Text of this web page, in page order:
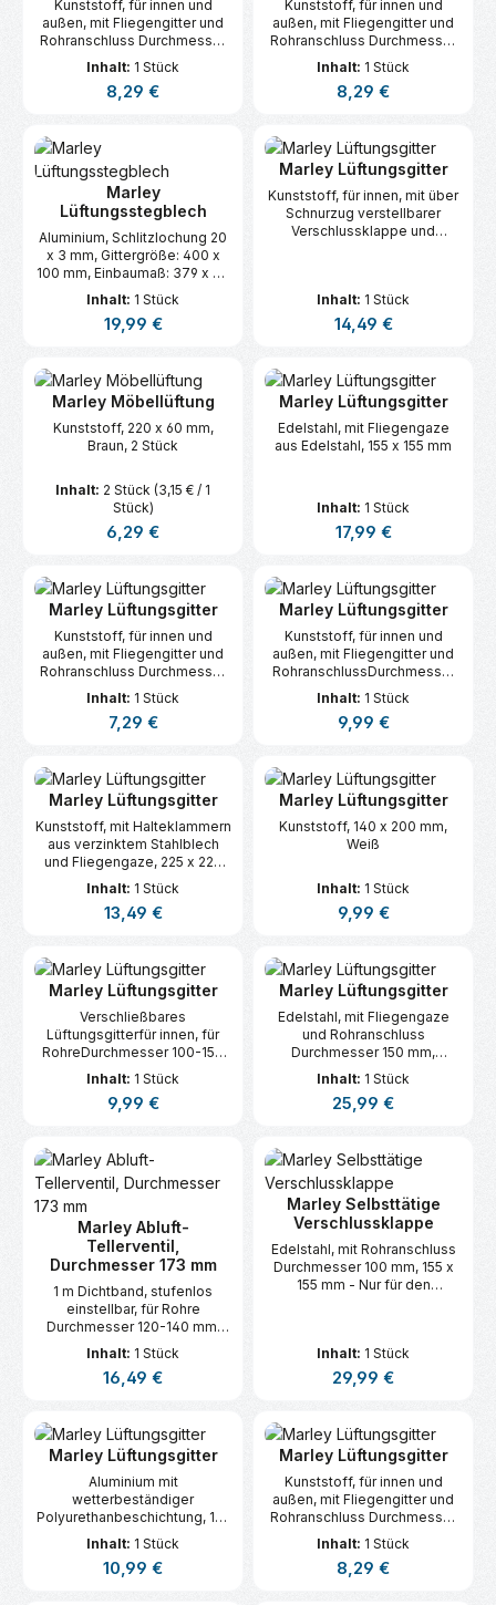
Kunststoff, für innen und
außen, mit Fliegengitter und
Rohranschluss Durchmesser
Inhalt: 1 Stück
Regulärer Preis:
8,29 €
Kunststoff, für innen und
außen, mit Fliegengitter und
Rohranschluss Durchmesser
Inhalt: 1 Stück
Regulärer Preis:
8,29 €
Marley
Lüftungsstegblech
Aluminium, Schlitzlochung 20
x 3 mm, Gittergröße: 400 x
100 mm, Einbaumaß: 379 x 85
Inhalt: 1 Stück
Regulärer Preis:
19,99 €
Marley Lüftungsgitter
Kunststoff, für innen, mit über
Schnurzug verstellbarer
Verschlussklappe und
Inhalt: 1 Stück
Regulärer Preis:
14,49 €
Marley Möbellüftung
Kunststoff, 220 x 60 mm,
Braun, 2 Stück
Inhalt: 2 Stück (3,15 € / 1
Stück)
Regulärer Preis:
6,29 €
Marley Lüftungsgitter
Edelstahl, mit Fliegengaze
aus Edelstahl, 155 x 155 mm
Inhalt: 1 Stück
Regulärer Preis:
17,99 €
Marley Lüftungsgitter
Kunststoff, für innen und
außen, mit Fliegengitter und
Rohranschluss Durchmesser
mm, Braun
Inhalt: 1 Stück
Regulärer Preis:
7,29 €
Marley Lüftungsgitter
Kunststoff, für innen und
außen, mit Fliegengitter und
RohranschlussDurchmesser
Inhalt: 1 Stück
Regulärer Preis:
9,99 €
Marley Lüftungsgitter
Kunststoff, mit Halteklammern
aus verzinktem Stahlblech
und Fliegengaze, 225 x 225
Inhalt: 1 Stück
Regulärer Preis:
13,49 €
Marley Lüftungsgitter
Kunststoff, 140 x 200 mm,
Weiß
Inhalt: 1 Stück
Regulärer Preis:
9,99 €
Marley Lüftungsgitter
Verschließbares
Lüftungsgitterfür innen, für
RohreDurchmesser 100-150
Weiß
Inhalt: 1 Stück
Regulärer Preis:
9,99 €
Marley Lüftungsgitter
Edelstahl, mit Fliegengaze
und Rohranschluss
Durchmesser 150 mm,
Inhalt: 1 Stück
Regulärer Preis:
25,99 €
Marley Abluft-
Tellerventil,
Durchmesser 173 mm
1 m Dichtband, stufenlos
einstellbar, für Rohre
Durchmesser 120-140 mm,
Inhalt: 1 Stück
Regulärer Preis:
16,49 €
Marley Selbsttätige
Verschlussklappe
Edelstahl, mit Rohranschluss
Durchmesser 100 mm, 155 x
155 mm - Nur für den
Inhalt: 1 Stück
Regulärer Preis:
29,99 €
Marley Lüftungsgitter
Aluminium mit
wetterbeständiger
Polyurethanbeschichtung, 195
Inhalt: 1 Stück
Regulärer Preis:
10,99 €
Marley Lüftungsgitter
Kunststoff, für innen und
außen, mit Fliegengitter und
Rohranschluss Durchmesser
mm, Braun
Inhalt: 1 Stück
Regulärer Preis:
8,29 €